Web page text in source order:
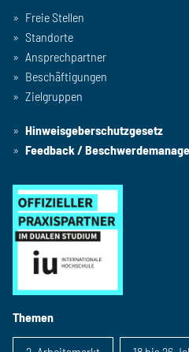
Freie Stellen
Standorte
Ansprechpartner
Beschäftigungen
Zielgruppen
Hinweisgeberschutzgesetz
Feedback /
Themen